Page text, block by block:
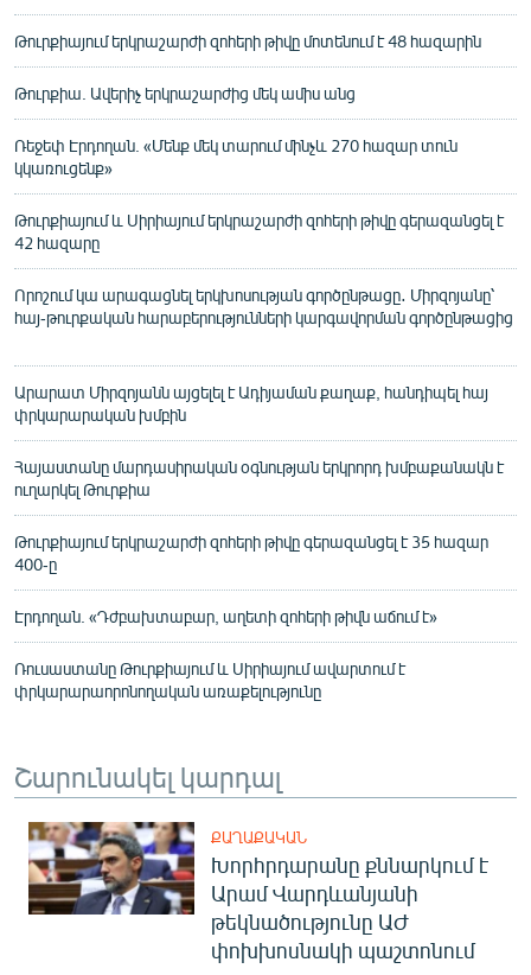
Թուրքիայում երկրաշարժի զոհերի թիվը մոտենում է 48 հազարին
Թուրքիա. Ավերիչ երկրաշարժից մեկ ամիս անց
Ռեջեփ Էրդողան. «Մենք մեկ տարում մինչև 270 հազար տուն
կկառուցենք»
Թուրքիայում և Սիրիայում երկրաշարժի զոհերի թիվը գերազանցել է
42 հազարը
Որոշում կա արագացնել երկխոսության գործընթացը․ Միրզոյանը՝
հայ-թուրքական հարաբերությունների կարգավորման գործընթացից
Արարատ Միրզոյանն այցելել է Ադիյաման քաղաք, հանդիպել հայ
փրկարարական խմբին
Հայաստանը մարդասիրական օգնության երկրորդ խմբաքանակն է
ուղարկել Թուրքիա
Թուրքիայում երկրաշարժի զոհերի թիվը գերազանցել է 35 հազար
400-ը
Էրդողան. «Դժբախտաբար, աղետի զոհերի թիվն աճում է»
Ռուսաստանը Թուրքիայում և Սիրիայում ավարտում է
փրկարարաորոնողական առաքելությունը
Շարունակել կարդալ
ՔԱՂԱՔԱԿԱՆ
Խորհրդարանը քննարկում է
Արամ Վարդևանյանի
թեկնածությունը ԱԺ
փոխխոսնակի պաշտոնում